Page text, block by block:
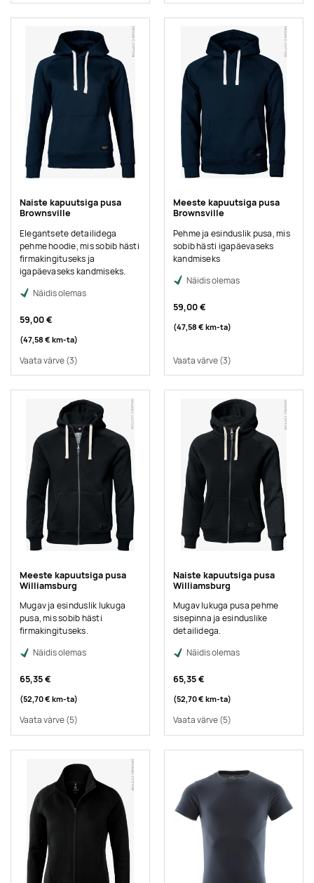
Naiste kapuutsiga pusa
Brownsville
Elegantsete detailidega
pehme hoodie, mis sobib hästi
firmakingituseks ja
igapäevaseks kandmiseks.
Näidis olemas
59,00 €
(47,58 € km-ta)
Vaata värve(3)
Meeste kapuutsiga pusa
Brownsville
Pehme ja esinduslik pusa, mis
sobib hästi igapäevaseks
kandmiseks
Näidis olemas
59,00 €
(47,58 € km-ta)
Vaata värve(3)
Meeste kapuutsiga pusa
Williamsburg
Mugav ja esinduslik lukuga
pusa, mis sobib hästi
firmakingituseks.
Näidis olemas
65,35 €
(52,70 € km-ta)
Vaata värve(5)
Naiste kapuutsiga pusa
Williamsburg
Mugav lukuga pusa pehme
sisepinna ja esinduslike
detailidega.
Näidis olemas
65,35 €
(52,70 € km-ta)
Vaata värve(5)